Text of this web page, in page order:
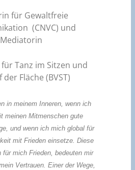
für Gewaltfreie
(CNVC) und
Mediatorin
Tanz im Sitzen und
der Fläche (BVST)
in meinem Inneren, wenn ich
meinen Mitmenschen gute
und wenn ich mich global für
mit Frieden einsetze. Diese
für mich Frieden, bedeuten mir
Vertrauen. Einer der Wege,